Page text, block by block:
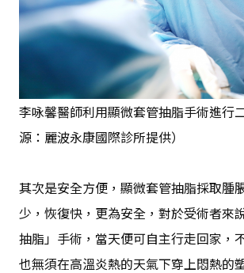
李咏馨醫師利用顯微套管抽脂手術進行
源：麗波永康國際診所提供）
其次是安全方便，顯微套管抽脂採取腫
少，恢復快，更為安全，對於受術者來
抽脂」手術，當天便可自主行走回家，
也無須在高溫炎熱的天氣下穿上悶熱的